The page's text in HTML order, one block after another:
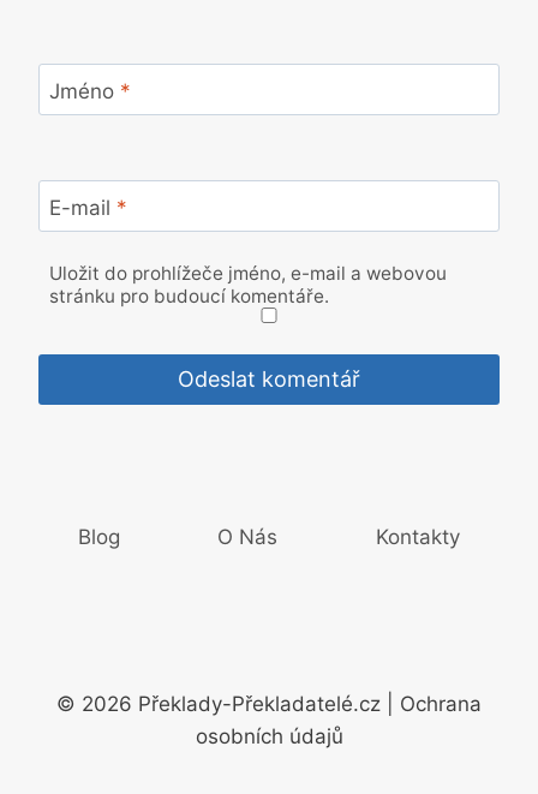
Jméno *
E-mail *
Uložit do prohlížeče jméno, e-mail a webovou
stránku pro budoucí komentáře.
Blog O Nás Kontakty
© 2026 Překlady-Překladatelé.cz | Ochrana
osobních údajů